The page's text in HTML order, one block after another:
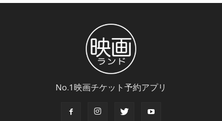
No.1映画チケット予約アプリ